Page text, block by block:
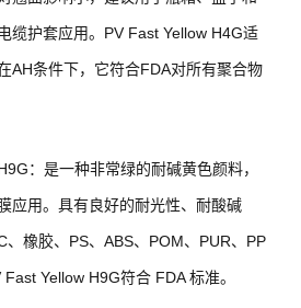
缆护套应用。PV Fast Yellow H4G适
AH条件下，它符合FDA对所有聚合物
：是一种非常绿的耐碱黄色颜料，
应用。具有良好的耐光性、耐酸碱
、橡胶、PS、ABS、POM、PUR、PP
Yellow H9G符合 FDA 标准。